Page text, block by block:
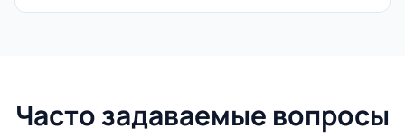
Часто задаваемые вопросы